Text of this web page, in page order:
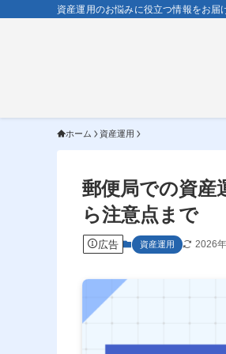
資産運用のお悩みに役立つ情報をお届
ホーム 資産運用
郵便局での資産
ら注意点まで
広告 資産運用 2026